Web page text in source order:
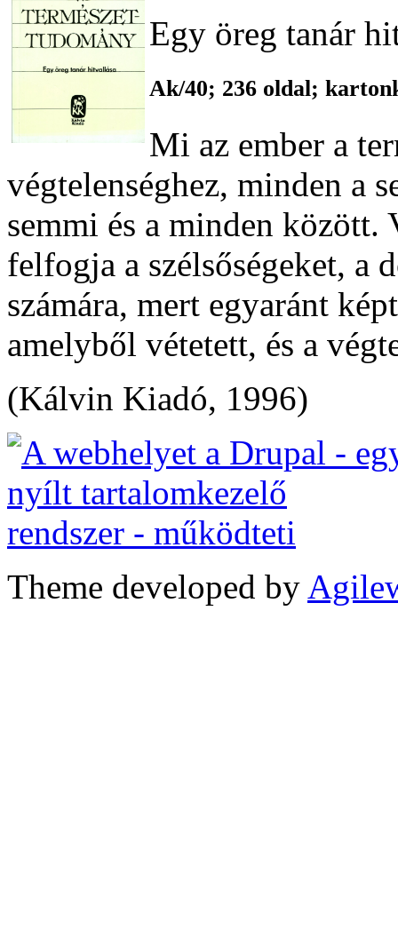
Egy öreg tanár
Ak/40; 236 oldal;
Mi az ember a
végtelenséghez, minden a
semmi és a minden között.
felfogja a szélsőségeket, a
számára, mert egyaránt
amelyből vétetett, és a
(Kálvin Kiadó, 1996)
Theme developed by